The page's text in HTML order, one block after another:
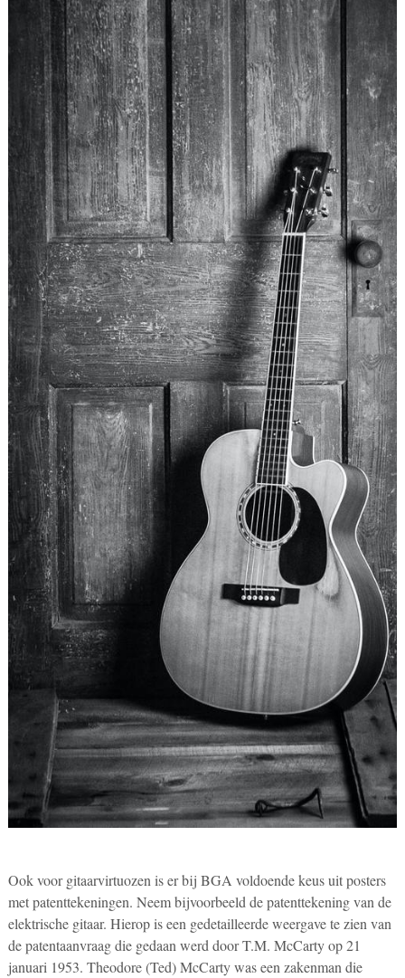
Ook voor gitaarvirtuozen is er bij BGA voldoende keus uit posters
met patenttekeningen. Neem bijvoorbeeld de patenttekening van de
elektrische gitaar. Hierop is een gedetailleerde weergave te zien van
de patentaanvraag die gedaan werd door T.M. McCarty op 21
januari 1953. Theodore (Ted) McCarty was een zakenman die